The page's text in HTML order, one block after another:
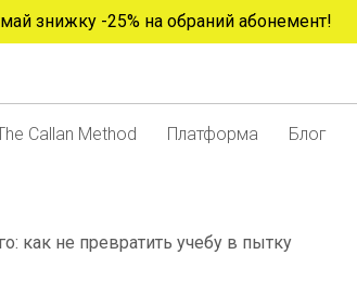
знижку -25% на обраний абонемент!
Callan Method Платформа Блог
как не превратить учебу в пытку